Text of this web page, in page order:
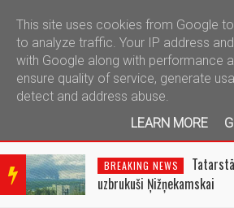
BRE
AKIN
NEW
BREAKING NEWS
uzbrukuši Ņižņekamskai
This site uses cookies from Google
to analyze traffic. Your IP address
with Google along with performance
ensure quality of service, generate
detect and address abuse.
LEARN MORE